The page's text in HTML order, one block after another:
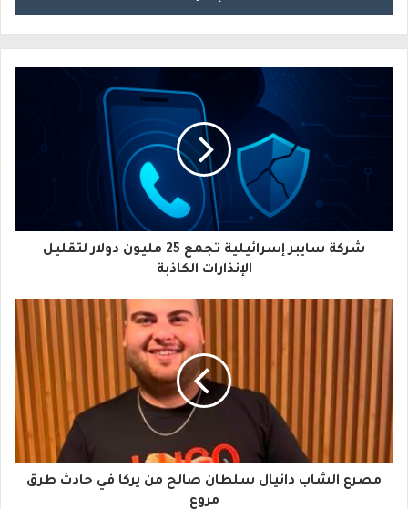
خ
ا
إ
ك
ت
ر
و
شركة سايبر إسرائيلية تجمع 25 مليون دولار لتقليل
الإنذارات الكاذبة
مصرع الشاب دانيال سلطان صالح من يركا في حادث طرق
مروع